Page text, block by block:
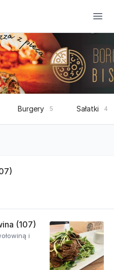
Burgery 5 Sałatki 4
(107)
i